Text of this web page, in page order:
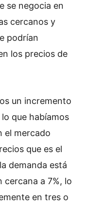
se negocia en
cercanos y
podrían
los precios de
un incremento
que habíamos
el mercado
que es el
demanda está
cercana a 7%, lo
en tres o